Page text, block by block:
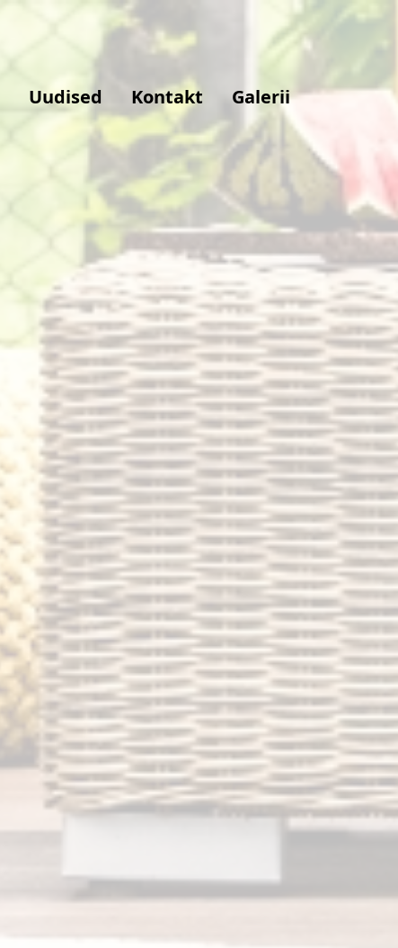
Uudised Kontakt Galerii